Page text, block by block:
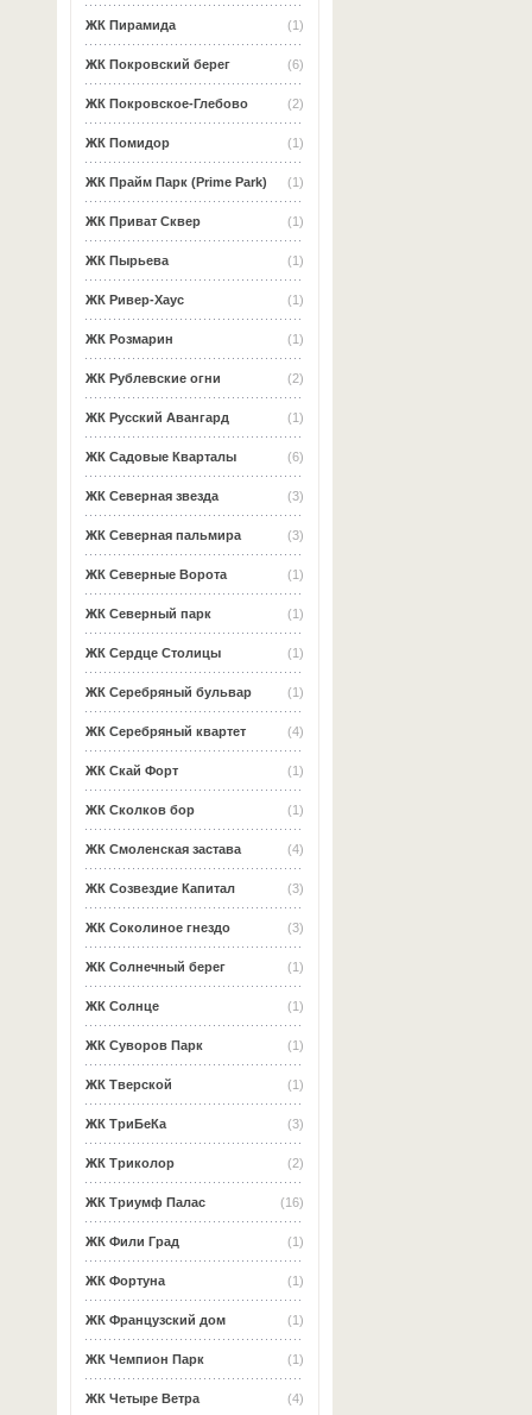
(1)
ЖК Пирамида
(6)
ЖК Покровский берег
(2)
ЖК Покровское-Глебово
(1)
ЖК Помидор
(1)
ЖК Прайм Парк (Prime Park)
(1)
ЖК Приват Сквер
(1)
ЖК Пырьева
(1)
ЖК Ривер-Хаус
(1)
ЖК Розмарин
(2)
ЖК Рублевские огни
(1)
ЖК Русский Авангард
(6)
ЖК Садовые Кварталы
(3)
ЖК Северная звезда
(3)
ЖК Северная пальмира
(1)
ЖК Северные Ворота
(1)
ЖК Северный парк
(1)
ЖК Сердце Столицы
(1)
ЖК Серебряный бульвар
(4)
ЖК Серебряный квартет
(1)
ЖК Скай Форт
(1)
ЖК Сколков бор
(4)
ЖК Смоленская застава
(3)
ЖК Созвездие Капитал
(3)
ЖК Соколиное гнездо
(1)
ЖК Солнечный берег
(1)
ЖК Солнце
(1)
ЖК Суворов Парк
(1)
ЖК Тверской
(3)
ЖК ТриБеКа
(2)
ЖК Триколор
(16)
ЖК Триумф Палас
(1)
ЖК Фили Град
(1)
ЖК Фортуна
(1)
ЖК Французский дом
(1)
ЖК Чемпион Парк
(4)
ЖК Четыре Ветра